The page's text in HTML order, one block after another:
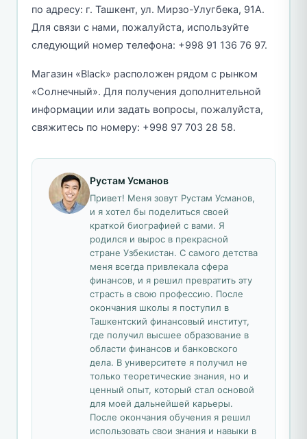
по адресу: г. Ташкент, ул. Мирзо-Улугбека, 91A.
Для связи с нами, пожалуйста, используйте
следующий номер телефона: +998 91 136 76 97.
Магазин «Black» расположен рядом с рынком
«Солнечный». Для получения дополнительной
информации или задать вопросы, пожалуйста,
свяжитесь по номеру: +998 97 703 28 58.
Рустам Усманов
Привет! Меня зовут Рустам Усманов,
и я хотел бы поделиться своей
краткой биографией с вами. Я
родился и вырос в прекрасной
стране Узбекистан. С самого детства
меня всегда привлекала сфера
финансов, и я решил превратить эту
страсть в свою профессию. После
окончания школы я поступил в
Ташкентский финансовый институт,
где получил высшее образование в
области финансов и банковского
дела. В университете я получил не
только теоретические знания, но и
ценный опыт, который стал основой
для моей дальнейшей карьеры.
После окончания обучения я решил
использовать свои знания и навыки в